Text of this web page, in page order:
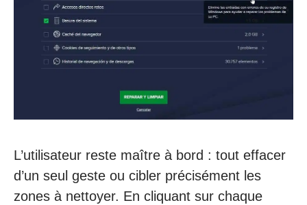
L’utilisateur reste maître à bord : tout effacer
d’un seul geste ou cibler précisément les
zones à nettoyer. En cliquant sur chaque